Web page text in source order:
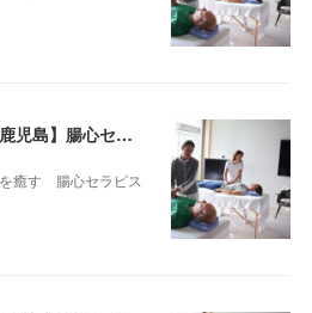
10/9（木）＆11/4（火）【鹿児島】腸心セラピスト養成コース《２日間コース》開講決定
癒す 腸心セラピス